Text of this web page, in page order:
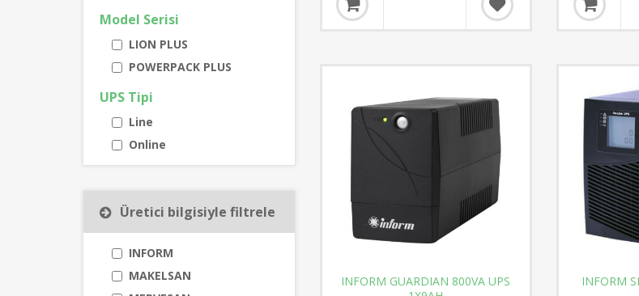
Model Serisi
LION PLUS
POWERPACK PLUS
UPS Tipi
Line
Online
Üretici bilgisiyle filtrele
INFORM
MAKELSAN
INFORM GUARDIAN 800VA UPS
INFORM